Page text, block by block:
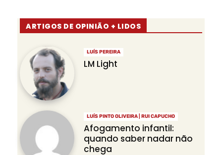
ARTIGOS DE OPINIÃO + LIDOS
LUÍS PEREIRA
LM Light
LUÍS PINTO OLIVEIRA | RUI CAPUCHO
Afogamento infantil:
quando saber nadar não
chega